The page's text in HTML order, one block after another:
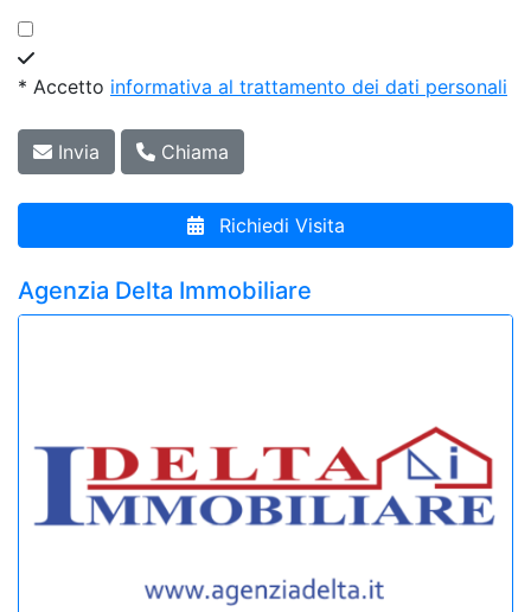
* Accetto informativa al trattamento dei dati personali
Invia Chiama
Richiedi Visita
Agenzia Delta Immobiliare